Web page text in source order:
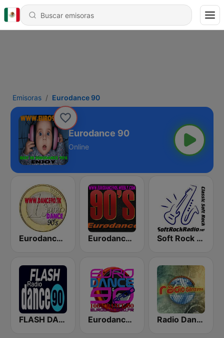
Emisoras Eurodance 90
Eurodance 90
Online
Eurodance 90's - Dance Anos 90 Eurodance 90's Best Soft Rock Radio
FLASH DANCE 90 Eurodance 90 Radio Dance Anos 90